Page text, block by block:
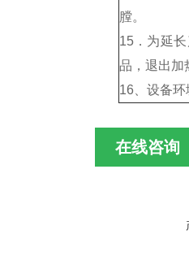
膛。
15．为延
品，退出加
16、设备
在线咨询